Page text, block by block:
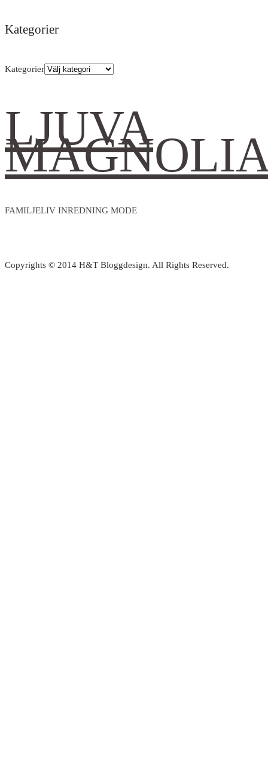
Kategorier
Kategorier
LJUVA
FAMILJELIV INREDNING MODE
Copyrights © 2014 H&T Bloggdesign. All Rights Reserved.